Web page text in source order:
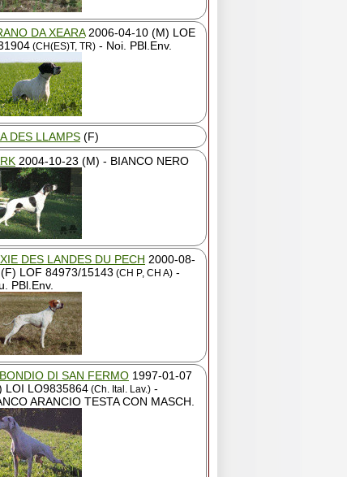
DA XEARA2006-04-10 (M) LOE
(CH(ES)T, TR) - Noi. PBl.Env.
DES LLAMPS (F)
2004-10-23 (M) - BIANCO NERO
DES LANDES DU PECH 2000-08-
LOF 84973/15143 (CH P, CH A) -
PBl.Env.
DI SAN FERMO 1997-01-07
LOI LO9835864 (Ch. Ital. Lav.) -
ARANCIO TESTA CON MASCH.